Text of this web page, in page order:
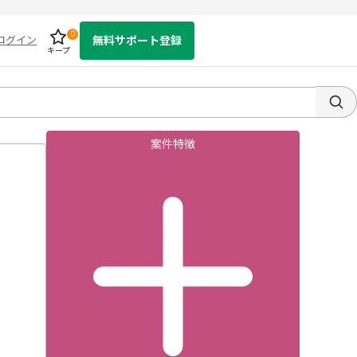
グイン
キープ
0
無料サポート登録
案件特徴